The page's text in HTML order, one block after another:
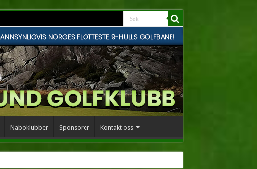
Naboklubber Sponsorer Kontakt oss